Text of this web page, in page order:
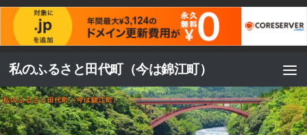
コンテンツへスキップ
私のふるさと田代町（今は錦江町）